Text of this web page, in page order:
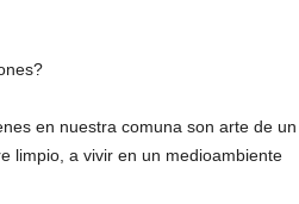
en nuestra comuna son arte de un
limpio, a vivir en un medioambiente